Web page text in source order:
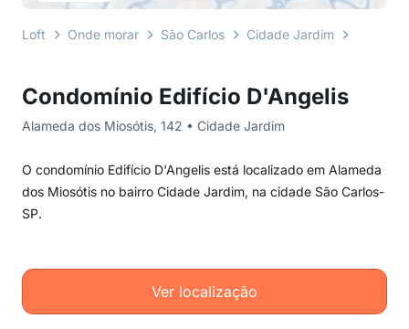
Condomínio Edifício D'Angelis
Alameda dos Miosótis, 142 • Cidade Jardim
O condomínio Edifício D'Angelis está localizado em Alameda
dos Miosótis no bairro Cidade Jardim, na cidade São Carlos-
SP.
Ver localização
Loft Onde morar São Carlos Cidade Jardim